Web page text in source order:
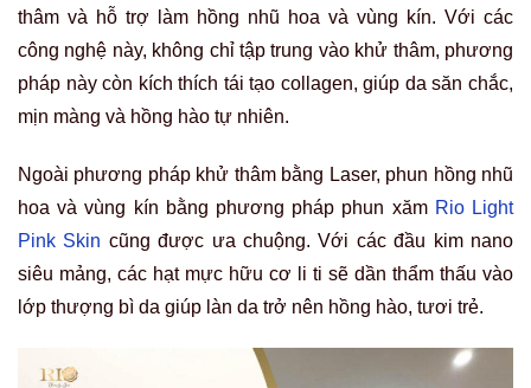
thâm và hỗ trợ làm hồng nhũ hoa và vùng kín. Với các
công nghệ này, không chỉ tập trung vào khử thâm, phương
pháp này còn kích thích tái tạo collagen, giúp da săn chắc,
mịn màng và hồng hào tự nhiên.
Ngoài phương pháp khử thâm bằng Laser, phun hồng nhũ
hoa và vùng kín bằng phương pháp phun xăm Rio Light
Pink Skin cũng được ưa chuộng. Với các đầu kim nano
siêu mảng, các hạt mực hữu cơ li ti sẽ dần thẩm thấu vào
lớp thượng bì da giúp làn da trở nên hồng hào, tươi trẻ.